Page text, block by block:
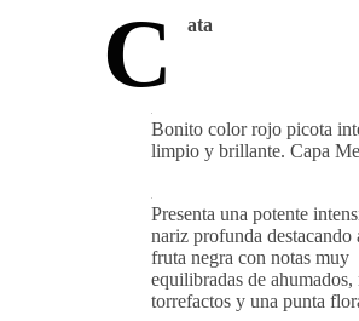
C ata
Bonito color rojo picota
limpio y brillante. Capa
Presenta una potente
nariz profunda destacando
fruta negra con notas muy
equilibradas de ahumados,
torrefactos y una punta